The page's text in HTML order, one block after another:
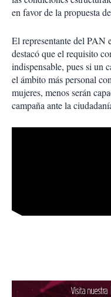
en favor de la propuesta
El representante del
destacó que el requisito
indispensable, pues si un
el ámbito más personal
mujeres, menos serán
campaña ante la